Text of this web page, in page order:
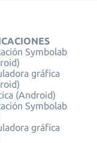
Symbolab
gráfica
(Android)
Symbolab
gráfica